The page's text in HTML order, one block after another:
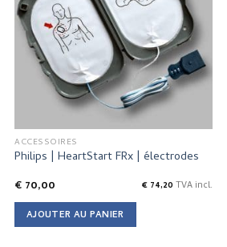
ACCESSOIRES
Philips | HeartStart FRx | électrodes
€ 70,00 €74,20 TVA incl.
AJOUTER AU PANIER